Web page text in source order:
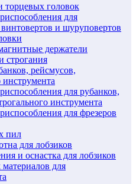
торцевых головок
для
винтовертов и шуруповертов
держатели
строгания
рейсмусов,
инструмента
для рубанков,
инструмента
для фрезеров
пил
для лобзиков
и оснастка для лобзиков
для